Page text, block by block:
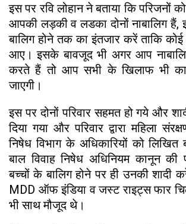
इस पर रवि लोहान ने बताया कि परिजनों
आपकी लड़की व लडका दोनों नाबालिग
बालिग होने तक का इंतजार करें ताकि
आए। इसके बावजूद भी अगर आप
करते हैं तो आप सभी के खिलाफ भी
जाएगी।
इस पर दोनों परिवार सहमत हो गये और
दिया गया और परिवार द्वारा महिला
निषेध विभाग के अधिकारियों को लिखित
बाल विवाह निषेध अधिनियम कानून
बच्चों के बालिग होने पर ही उनकी शादी
MDD ऑफ इंडिया व जस्ट राइट्स फार
भी साथ मौजूद थे।